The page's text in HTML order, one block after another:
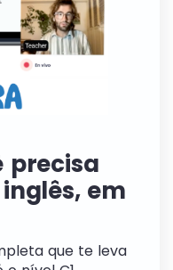
precisa
em
que te leva